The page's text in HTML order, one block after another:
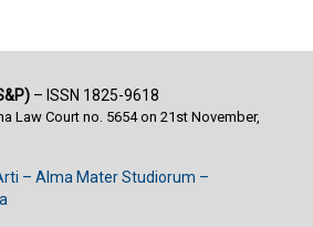
– ISSN 1825-9618
Law Court no. 5654 on 21st November,
– Alma Mater Studiorum –